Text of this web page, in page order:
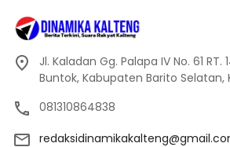
Jl. Kaladan Gg. Palapa IV No. 61 RT.
Buntok, Kabupaten Barito
081310864838